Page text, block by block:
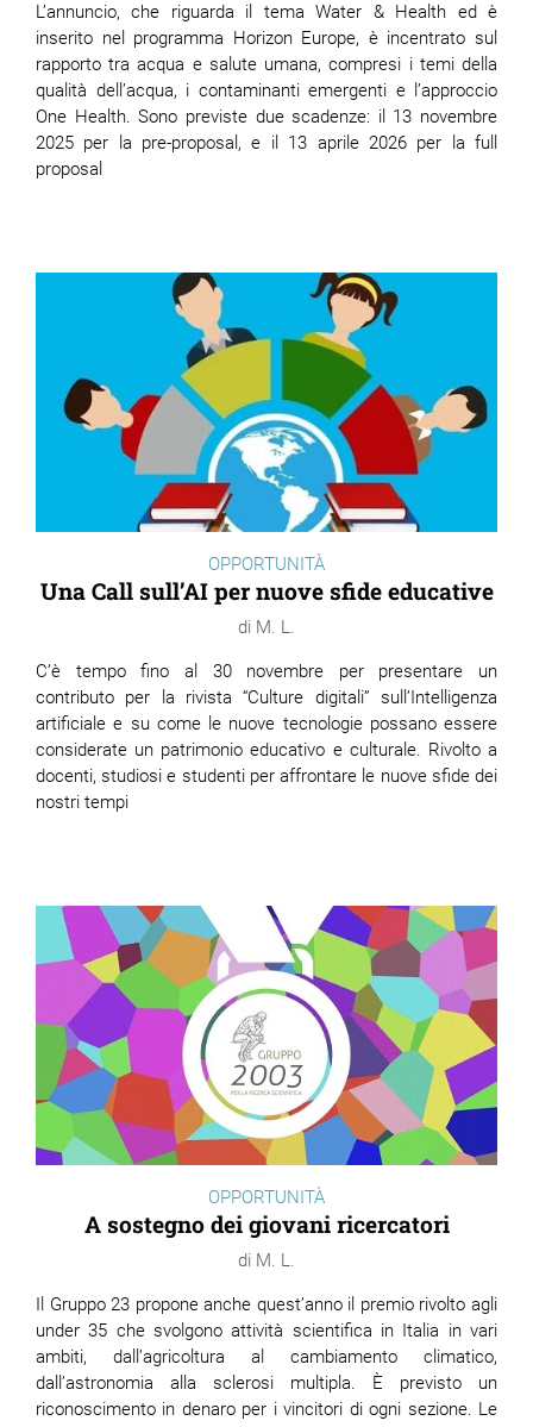
L’annuncio, che riguarda il tema Water & Health ed è
inserito nel programma Horizon Europe, è incentrato sul
rapporto tra acqua e salute umana, compresi i temi della
qualità dell’acqua, i contaminanti emergenti e l’approccio
One Health. Sono previste due scadenze: il 13 novembre
2025 per la pre-proposal, e il 13 aprile 2026 per la full
proposal
OPPORTUNITÀ
Una Call sull’AI per nuove sfide educative
M. L.
C’è tempo fino al 30 novembre per presentare un
contributo per la rivista “Culture digitali” sull’Intelligenza
artificiale e su come le nuove tecnologie possano essere
considerate un patrimonio educativo e culturale. Rivolto a
docenti, studiosi e studenti per affrontare le nuove sfide dei
nostri tempi
OPPORTUNITÀ
A sostegno dei giovani ricercatori
M. L.
Il Gruppo 23 propone anche quest’anno il premio rivolto agli
under 35 che svolgono attività scientifica in Italia in vari
ambiti, dall’agricoltura al cambiamento climatico,
dall’astronomia alla sclerosi multipla. È previsto un
riconoscimento in denaro per i vincitori di ogni sezione. Le